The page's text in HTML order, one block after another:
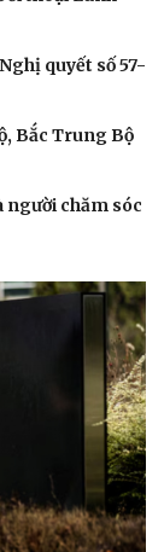
quyết số 57-
Bắc Trung Bộ
người chăm sóc